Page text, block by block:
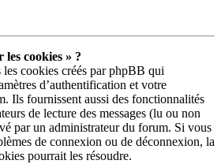
cookies » ?
cookies créés par phpBB qui
d’authentification et votre
Ils fournissent aussi des fonctionnalités
de lecture des messages (lu ou non
par un administrateur du forum. Si vous
de connexion ou de déconnexion, la
pourrait les résoudre.